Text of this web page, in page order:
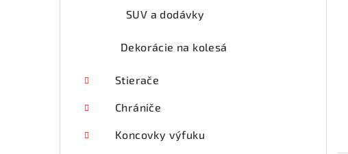
SUV a dodávky
Dekorácie na kolesá
Stierače
Chrániče
Koncovky výfuku